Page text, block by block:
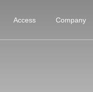
Access Company